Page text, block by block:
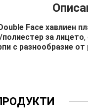
Face хавлиен
за лицето,
с разнообразие